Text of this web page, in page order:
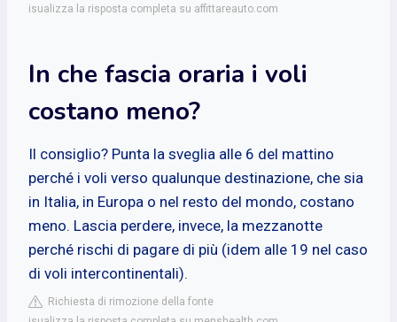
isualizza la risposta completa su affittareauto.com
In che fascia oraria i voli
costano meno?
Il consiglio? Punta la sveglia alle 6 del mattino
perché i voli verso qualunque destinazione, che sia
in Italia, in Europa o nel resto del mondo, costano
meno. Lascia perdere, invece, la mezzanotte
perché rischi di pagare di più (idem alle 19 nel caso
di voli intercontinentali).
Richiesta di rimozione della fonte